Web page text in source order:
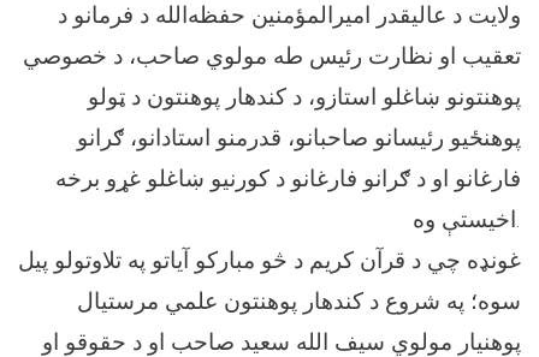
ولايت د عالیقدر امیرالمؤمنین حفظه‌الله د فرمانو د
تعقيب او نظارت رئیس طه مولوي صاحب، د خصوصي
پوهنتونو ښاغلو استازو، د کندهار پوهنتون د ټولو
پوهنځیو رئیسانو صاحبانو، قدرمنو استادانو، ګرانو
فارغانو او د ګرانو فارغانو د کورنیو ښاغلو غړو برخه
اخیستې وه.
غونډه چي د قرآن کریم د څو مبارکو آیاتو په تلاوتولو پیل
سوه؛ په شروع د کندهار پوهنتون علمي مرستیال
پوهنیار مولوي سیف الله سعید صاحب او د حقوقو او